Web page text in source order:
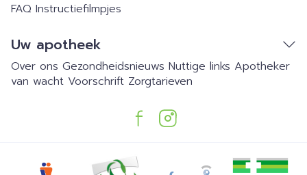
FAQ Instructiefilmpjes
Uw apotheek
Over ons Gezondheidsnieuws Nuttige links Apotheker
van wacht Voorschrift Zorgtarieven